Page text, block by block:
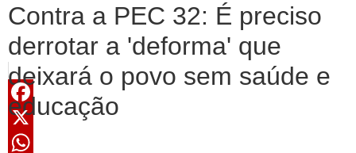
Contra a PEC 32: É preciso
derrotar a 'deforma' que
deixará o povo sem saúde e
educação
Facebook
X